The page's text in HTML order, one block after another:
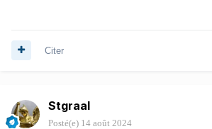
Citer
Stgraal
Posté(e) 14 août 2024